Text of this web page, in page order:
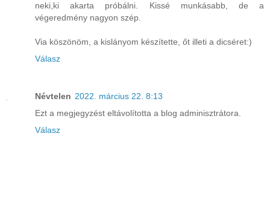
neki,ki akarta próbálni. Kissé munkásabb, de a
végeredmény nagyon szép.
Via köszönöm, a kislányom készítette, őt illeti a dicséret:)
Válasz
Névtelen 2022. március 22. 8:13
Ezt a megjegyzést eltávolította a blog adminisztrátora.
Válasz